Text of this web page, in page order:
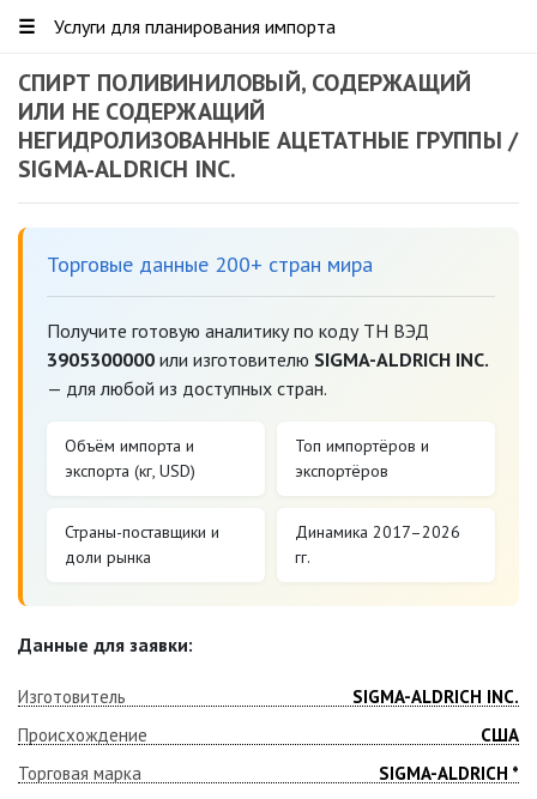
☰ Услуги для планирования импорта
СПИРТ ПОЛИВИНИЛОВЫЙ, СОДЕРЖАЩИЙ
ИЛИ НЕ СОДЕРЖАЩИЙ
НЕГИДРОЛИЗОВАННЫЕ АЦЕТАТНЫЕ ГРУППЫ /
SIGMA-ALDRICH INC.
Торговые данные 200+ стран мира
Получите готовую аналитику по коду ТН ВЭД
3905300000 или изготовителю SIGMA-ALDRICH INC.
— для любой из доступных стран.
Объём импорта и
экспорта (кг, USD)
Топ импортёров и
экспортёров
Страны-поставщики и
доли рынка
Динамика 2017–2026
гг.
Данные для заявки:
Изготовитель
SIGMA-ALDRICH INC.
Происхождение
США
Торговая марка
SIGMA-ALDRICH *